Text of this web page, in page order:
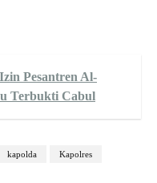
Pesantren Al-
Terbukti Cabul
kapolda Kapolres